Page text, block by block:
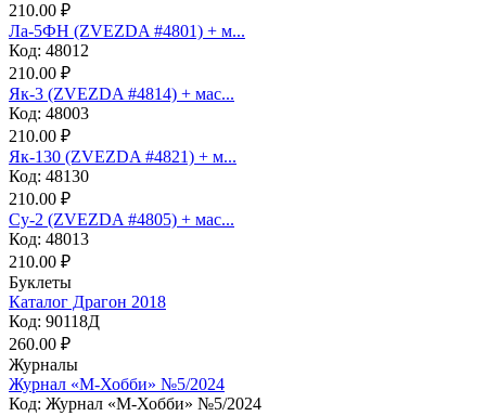
210.00 ₽
Ла-5ФН (ZVEZDA #4801) + м...
Код: 48012
210.00 ₽
Як-3 (ZVEZDA #4814) + мас...
Код: 48003
210.00 ₽
Як-130 (ZVEZDA #4821) + м...
Код: 48130
210.00 ₽
Су-2 (ZVEZDA #4805) + мас...
Код: 48013
210.00 ₽
Буклеты
Каталог Драгон 2018
Код: 90118Д
260.00 ₽
Журналы
Журнал «М-Хобби» №5/2024
Код: Журнал «М-Хобби» №5/2024